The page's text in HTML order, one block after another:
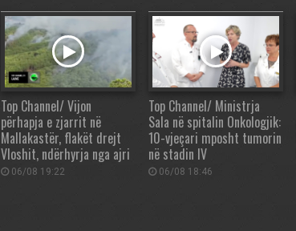
Top Channel/ Vijon
përhapja e zjarrit në
Mallakastër, flakët drejt
Vloshit, ndërhyrja nga ajri
06/08 19:22
Top Channel/ Ministrja
Sala në spitalin Onkologjik:
10-vjeçari mposht tumorin
në stadin IV
06/08 18:46